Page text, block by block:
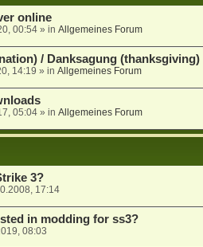
online
00:54» in Allgemeines Forum
/ Danksagung (thanksgiving)
14:19 » in Allgemeines Forum
05:04» in Allgemeines Forum
3?
17:14
in modding for ss3?
08:03